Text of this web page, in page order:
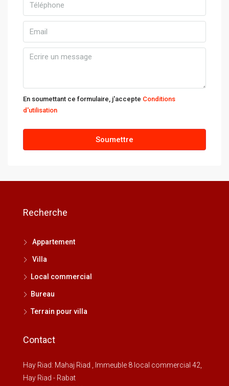
En soumettant ce formulaire, j'accepte Conditions
d'utilisation
Soumettre
Recherche
Appartement
Villa
Local commercial
Bureau
Terrain pour villa
Contact
Hay Riad: Mahaj Riad , Immeuble 8 local commercial 42,
Hay Riad - Rabat